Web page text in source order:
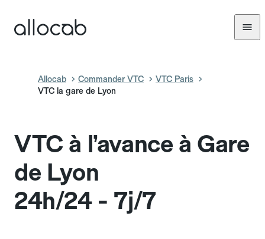
Allocab Commander VTC
VTC Paris
VTC la gare de Lyon
VTC à l’avance à Gare
de Lyon
24h/24 - 7j/7